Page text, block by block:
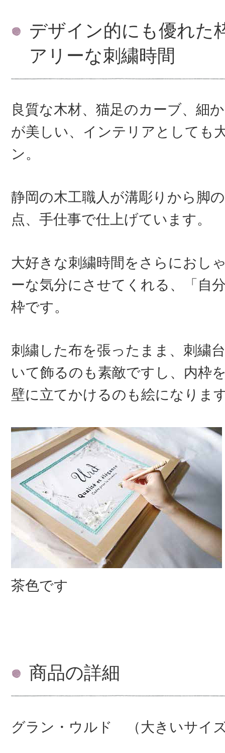
デザイン的にも優れた
アリーな刺繍時間
良質な木材、猫足のカーブ、細
が美しい、インテリアとしても
ン。
静岡の木工職人が溝彫りから脚
点、手仕事で仕上げています。
大好きな刺繍時間をさらにおし
ーな気分にさせてくれる、「自
枠です。
刺繍した布を張ったまま、刺繍
いて飾るのも素敵ですし、内枠
壁に立てかけるのも絵になりま
茶色です
商品の詳細
グラン・ウルド （大きいサイ